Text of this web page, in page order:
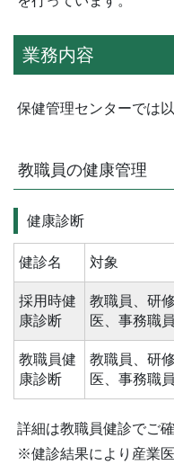
業務内容
保健管理センターでは
教職員の健康管理
健康診断
健診名 対象
採用時健
康診断
教職員、研修
医、事務職員
教職員健
康診断
教職員、研修
医、事務職員
詳細は教職員健診でご
※健診結果により産業